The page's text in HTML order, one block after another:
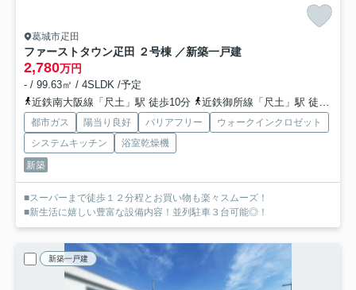
葛城市疋田
ファーストタウン疋田 ２号棟 ／新築一戸建
2,780万円
- / 99.63㎡ / 4SLDK /予定
近鉄南大阪線「尺土」駅 徒歩10分
近鉄御所線「尺土」駅 徒歩10分
都市ガス 陽当り良好 バリアフリー
ウォークインクロゼット
システムキッチン
浴室乾燥機
新築
■スーパーまで徒歩１２分程とお買い物も楽々スムーズ！
■新生活に嬉しい豊富な設備内容！並列駐車３台可能◎！
新築一戸建